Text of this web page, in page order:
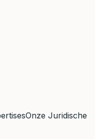
Onze Juridische